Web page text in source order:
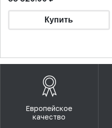
Европейское
качество